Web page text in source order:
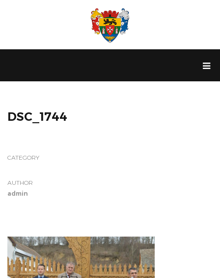
DSC_1744
CATEGORY
AUTHOR
admin